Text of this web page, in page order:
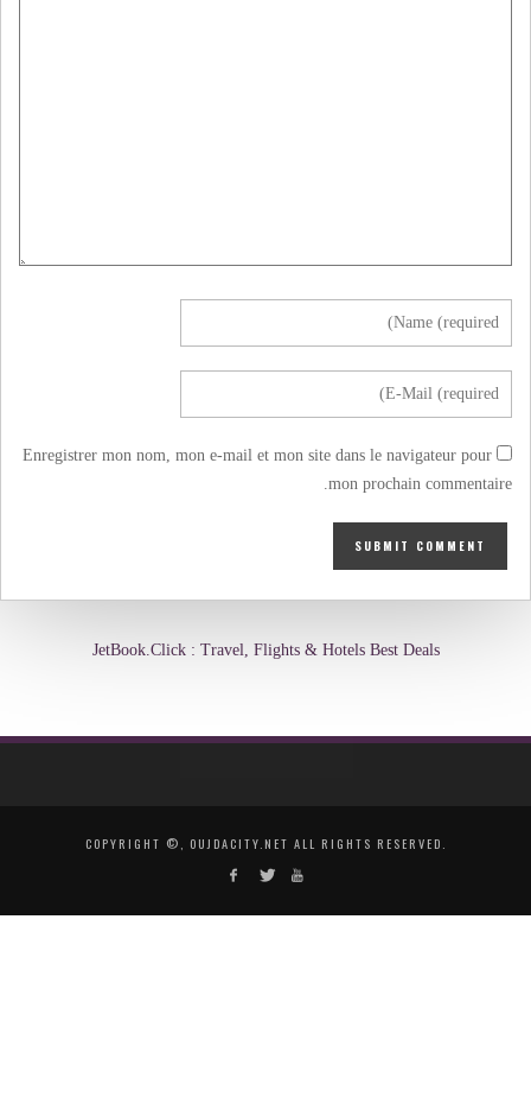
Enregistrer mon nom, mon e-mail et mon site dans le navigateur pour
mon prochain commentaire.
JetBook.Click : Travel, Flights & Hotels Best Deals
COPYRIGHT ©, OUJDACITY.NET ALL RIGHTS RESERVED.